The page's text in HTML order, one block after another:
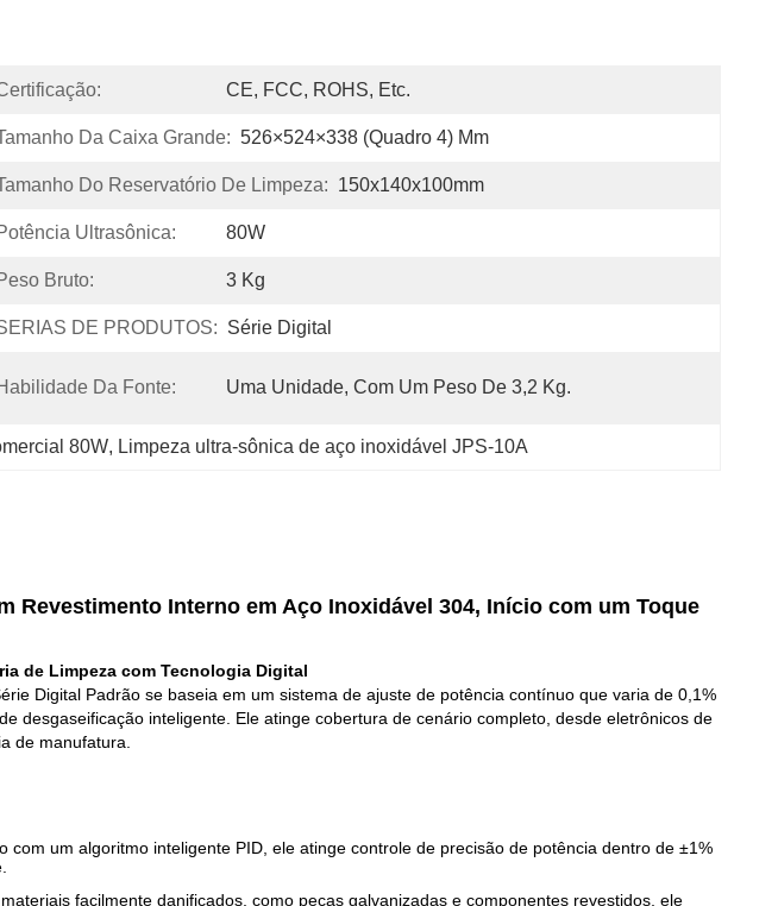
CE, FCC, ROHS, Etc.
Da Caixa Grande: 526×524×338 (quadro 4) Mm
Do Reservatório De Limpeza: 150x140x100mm
Ultrasônica: 80W
Bruto: 3 Kg
DE PRODUTOS: Série Digital
Da Fonte: Uma Unidade, Com Um Peso De 3,2 Kg.
80W, Limpeza ultra-sônica de aço inoxidável JPS-10A
Revestimento Interno em Aço Inoxidável 304, Início com um Toque
de Limpeza com Tecnologia Digital
Digital Padrão se baseia em um sistema de ajuste de potência contínuo que varia de 0,1%
desgaseificação inteligente. Ele atinge cobertura de cenário completo, desde eletrônicos de
de manufatura.
um algoritmo inteligente PID, ele atinge controle de precisão de potência dentro de ±1%
facilmente danificados, como peças galvanizadas e componentes revestidos, ele